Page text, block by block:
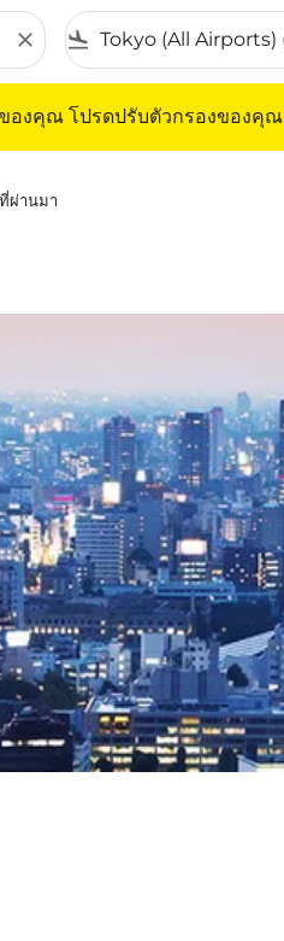
close flight_land
องคุณ โปรดปรับตัวกรองของคุณ
ผ่านมา